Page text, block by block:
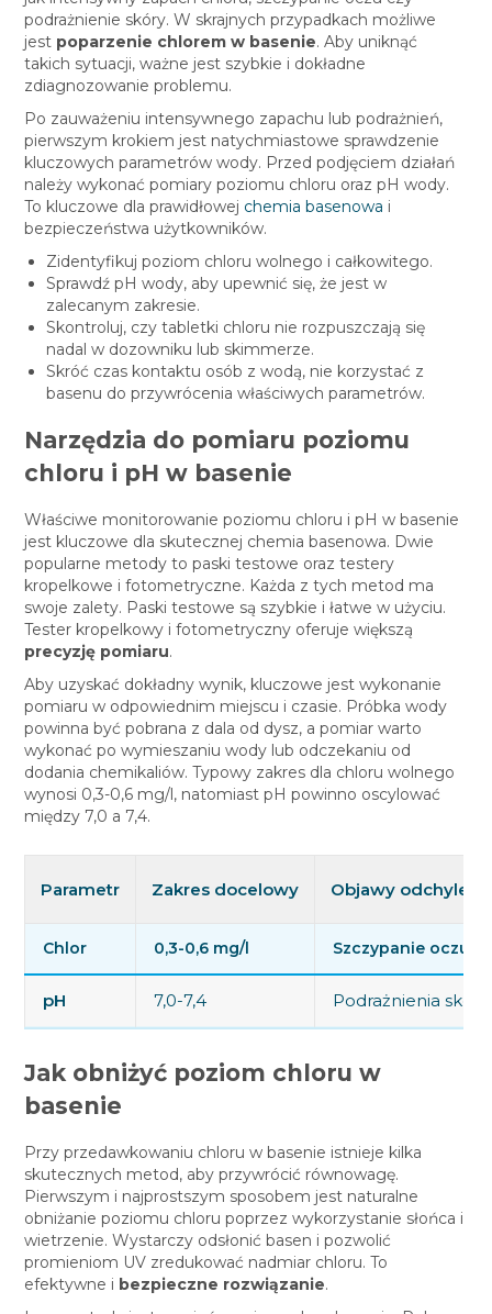
podrażnienie skóry. W skrajnych przypadkach możliwe
jest poparzenie chlorem w basenie. Aby uniknąć
takich sytuacji, ważne jest szybkie i dokładne
zdiagnozowanie problemu.
Po zauważeniu intensywnego zapachu lub podrażnień,
pierwszym krokiem jest natychmiastowe sprawdzenie
kluczowych parametrów wody. Przed podjęciem działań
należy wykonać pomiary poziomu chloru oraz pH wody.
To kluczowe dla prawidłowej chemia basenowa i
bezpieczeństwa użytkowników.
Zidentyfikuj poziom chloru wolnego i całkowitego.
Sprawdź pH wody, aby upewnić się, że jest w
zalecanym zakresie.
Skontroluj, czy tabletki chloru nie rozpuszczają się
nadal w dozowniku lub skimmerze.
Skróć czas kontaktu osób z wodą, nie korzystać z
basenu do przywrócenia właściwych parametrów.
Narzędzia do pomiaru poziomu
chloru i pH w basenie
Właściwe monitorowanie poziomu chloru i pH w basenie
jest kluczowe dla skutecznej chemia basenowa. Dwie
popularne metody to paski testowe oraz testery
kropelkowe i fotometryczne. Każda z tych metod ma
swoje zalety. Paski testowe są szybkie i łatwe w użyciu.
Tester kropelkowy i fotometryczny oferuje większą
precyzję pomiaru.
Aby uzyskać dokładny wynik, kluczowe jest wykonanie
pomiaru w odpowiednim miejscu i czasie. Próbka wody
powinna być pobrana z dala od dysz, a pomiar warto
wykonać po wymieszaniu wody lub odczekaniu od
dodania chemikaliów. Typowy zakres dla chloru wolnego
wynosi 0,3-0,6 mg/l, natomiast pH powinno oscylować
między 7,0 a 7,4.
Parametr Zakres docelowy Objawy
Chlor 0,3-0,6 mg/l Szczypanie oczu,
pH 7,0-7,4 Podrażnienia
Jak obniżyć poziom chloru w
basenie
Przy przedawkowaniu chloru w basenie istnieje kilka
skutecznych metod, aby przywrócić równowagę.
Pierwszym i najprostszym sposobem jest naturalne
obniżanie poziomu chloru poprzez wykorzystanie słońca i
wietrzenie. Wystarczy odsłonić basen i pozwolić
promieniom UV zredukować nadmiar chloru. To
efektywne i bezpieczne rozwiązanie.